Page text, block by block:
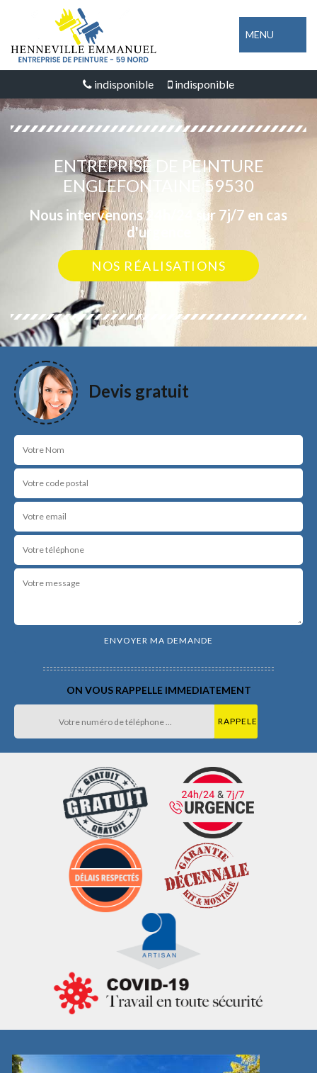
MENU
indisponible indisponible
ENTREPRISE DE PEINTURE
ENGLEFONTAINE 59530
Nous intervenons 24h/24 sur 7j/7 en cas
d'urgence
NOS RÉALISATIONS
Devis gratuit
ON VOUS RAPPELLE IMMEDIATEMENT